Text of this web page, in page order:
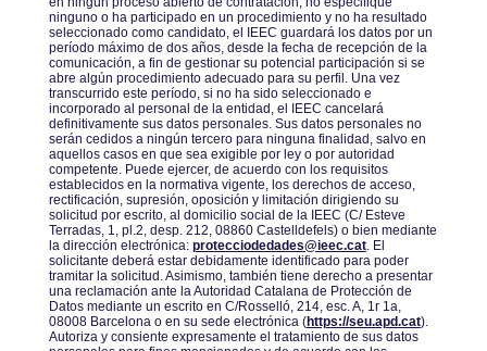
ninguno o ha participado en un procedimiento y no ha resultado
seleccionado como candidato, el IEEC guardará los datos por un
período máximo de dos años, desde la fecha de recepción de la
comunicación, a fin de gestionar su potencial participación si se
abre algún procedimiento adecuado para su perfil. Una vez
transcurrido este período, si no ha sido seleccionado e
incorporado al personal de la entidad, el IEEC cancelará
definitivamente sus datos personales. Sus datos personales no
serán cedidos a ningún tercero para ninguna finalidad, salvo en
aquellos casos en que sea exigible por ley o por autoridad
competente. Puede ejercer, de acuerdo con los requisitos
establecidos en la normativa vigente, los derechos de acceso,
rectificación, supresión, oposición y limitación dirigiendo su
solicitud por escrito, al domicilio social de la IEEC (C/ Esteve
Terradas, 1, pl.2, desp. 212, 08860 Castelldefels) o bien mediante
la dirección electrónica: protecciodedades@ieec.cat. El
solicitante deberá estar debidamente identificado para poder
tramitar la solicitud. Asimismo, también tiene derecho a presentar
una reclamación ante la Autoridad Catalana de Protección de
Datos mediante un escrito en C/Rosselló, 214, esc. A, 1r 1a,
08008 Barcelona o en su sede electrónica (https://seu.apd.cat).
Autoriza y consiente expresamente el tratamiento de sus datos